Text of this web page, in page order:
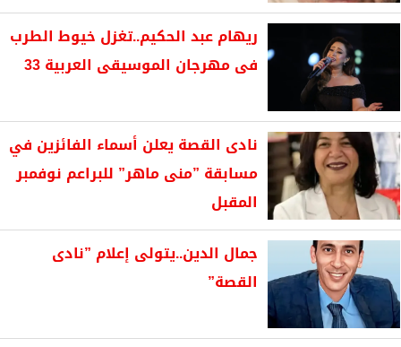
ريهام عبد الحكيم..تغزل خيوط الطرب
فى مهرجان الموسيقى العربية 33
نادى القصة يعلن أسماء الفائزين في
مسابقة ”منى ماهر” للبراعم نوفمبر
المقبل
جمال الدين..يتولى إعلام ”نادى
القصة”